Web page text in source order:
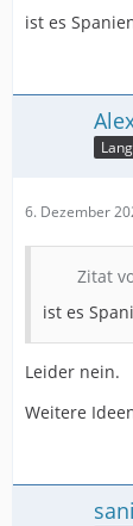
ist es
6. Dezember
Zitat
ist es
Leider nein.
Weitere